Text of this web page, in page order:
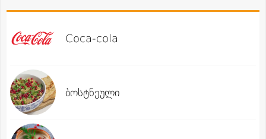
Coca-cola
ბოსტნეული